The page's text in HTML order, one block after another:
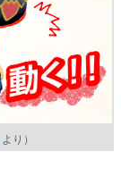
より）